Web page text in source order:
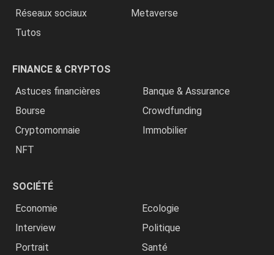
Réseaux sociaux
Metaverse
Tutos
FINANCE & CRYPTOS
Astuces financières
Banque & Assurance
Bourse
Crowdfunding
Cryptomonnaie
Immobilier
NFT
SOCIÉTÉ
Economie
Ecologie
Interview
Politique
Portrait
Santé